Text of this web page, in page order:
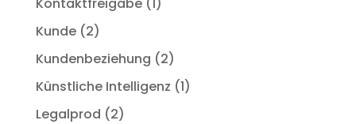
Kunde(2)
Kundenbeziehung (2)
Künstliche Intelligenz (1)
Legalprod (2)